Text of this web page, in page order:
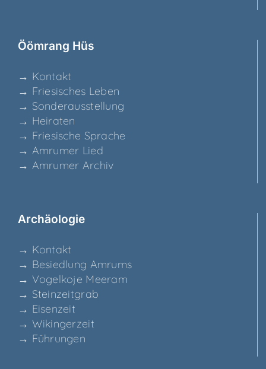
Ööm­rang Hüs
→ Kon­takt
→ Frie­si­sches Leben
→ Son­der­aus­stel­lung
→ Hei­ra­ten
→ Frie­si­sche Sprache
→ Amru­mer Lied
→ Amru­mer Archiv
Archäo­lo­gie
→ Kon­takt
→ Besied­lung Amrums
→ Vogel­ko­je Meeram
→ Stein­zeit­grab
→ Eisen­zeit
→ Wikin­ger­zeit
→ Füh­run­gen